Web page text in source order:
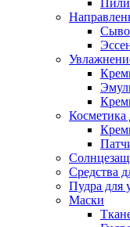
Косметика
Средства
Пудра для
Маски